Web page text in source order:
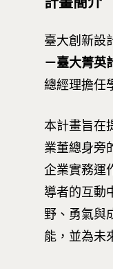
臺大創新設
－臺大菁英
總經理擔任
本計畫旨在
業董總身旁
企業實務運
導者的互動
野、勇氣與
能，並為未